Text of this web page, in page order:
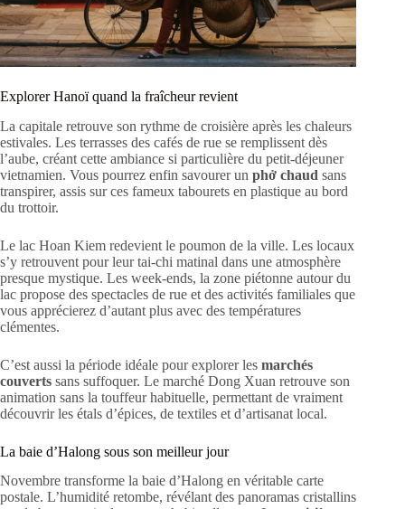
Explorer Hanoï quand la fraîcheur revient
La capitale retrouve son rythme de croisière après les chaleurs
estivales. Les terrasses des cafés de rue se remplissent dès
l’aube, créant cette ambiance si particulière du petit-déjeuner
vietnamien. Vous pourrez enfin savourer un phở chaud sans
transpirer, assis sur ces fameux tabourets en plastique au bord
du trottoir.
Le lac Hoan Kiem redevient le poumon de la ville. Les locaux
s’y retrouvent pour leur tai-chi matinal dans une atmosphère
presque mystique. Les week-ends, la zone piétonne autour du
lac propose des spectacles de rue et des activités familiales que
vous apprécierez d’autant plus avec des températures
clémentes.
C’est aussi la période idéale pour explorer les marchés
couverts sans suffoquer. Le marché Dong Xuan retrouve son
animation sans la touffeur habituelle, permettant de vraiment
découvrir les étals d’épices, de textiles et d’artisanat local.
La baie d’Halong sous son meilleur jour
Novembre transforme la baie d’Halong en véritable carte
postale. L’humidité retombe, révélant des panoramas cristallins